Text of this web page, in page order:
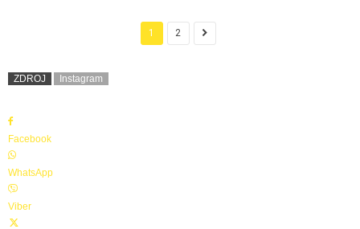
1 2
ZDROJ Instagram
Facebook
WhatsApp
Viber